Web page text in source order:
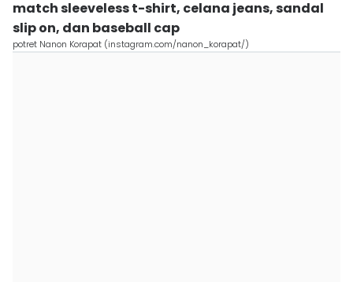
match sleeveless t-shirt, celana jeans, sandal
slip on, dan baseball cap
potret Nanon Korapat (instagram.com/nanon_korapat/)